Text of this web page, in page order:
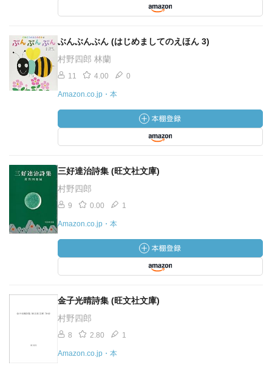
ぶんぶんぶん (はじめましてのえほん 3)
村野四郎 林蘭
11 4.00 0
Amazon.co.jp・本
三好達治詩集 (旺文社文庫)
村野四郎
9 0.00 1
Amazon.co.jp・本
金子光晴詩集 (旺文社文庫)
村野四郎
8 2.80 1
Amazon.co.jp・本